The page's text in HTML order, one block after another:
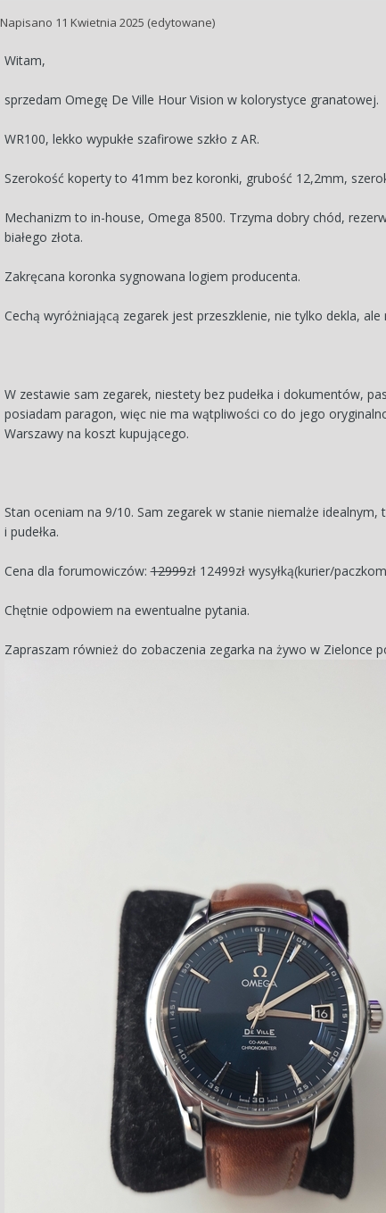
Napisano 11 Kwietnia 2025 (edytowane)
Witam,
sprzedam Omegę De Ville Hour Vision w kolorystyce granatowej.
WR100, lekko wypukłe szafirowe szkło z AR.
Szerokość koperty to 41mm bez koronki, grubość 12,2mm,
Mechanizm to in-house, Omega 8500. Trzyma dobry chód,
białego złota.
Zakręcana koronka sygnowana logiem producenta.
Cechą wyróżniającą zegarek jest przeszklenie, nie tylko dekla,
W zestawie sam zegarek, niestety bez pudełka i dokumentów,
posiadam paragon, więc nie ma wątpliwości co do jego
Warszawy na koszt kupującego.
Stan oceniam na 9/10. Sam zegarek w stanie niemalże
i pudełka.
Cena dla forumowiczów:12999zł 12499zł wysyłką(kurier/
Chętnie odpowiem na ewentualne pytania.
Zapraszam również do zobaczenia zegarka na żywo w Zielonce